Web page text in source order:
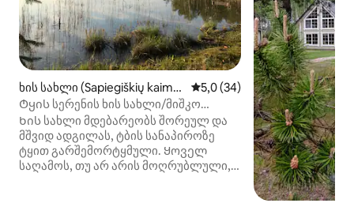
ხის სახლი (Sapiegiškių kaima
s, Kučiūnų sen., Lazdijų rajona
s)
საშუალო შეფასებაა 5‑დან
5,0 (34)
Ტყის სერენის ხის სახლი/მიშკო
რამუმა
Ხის სახლი მდებარეობს შორეულ და
მშვიდ ადგილას, ტბის სანაპიროზე
ტყით გარშემორტყმული. Ყოველ
საღამოს, თუ არ არის მოღრუბლული,